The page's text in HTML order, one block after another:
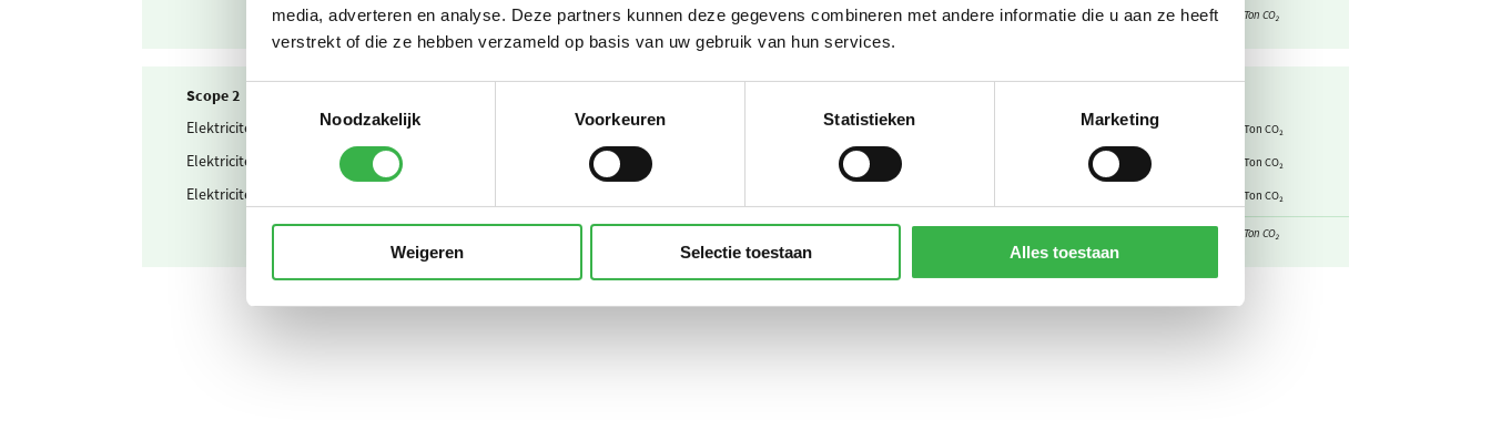
media, adverteren en analyse. Deze partners kunnen deze gegevens combineren met andere informatie die u aan ze heeft
verstrekt of die ze hebben verzameld op basis van uw gebruik van hun services.
Noodzakelijk
Voorkeuren Statistieken Marketing
Weigeren Selectie toestaan Alles toestaan
Subtotaal 852 Ton CO₂
Scope 2
Elektriciteit
Zelf opgewekte zonnestroom (PV) 11.510 kWh kg CO₂ / kWh Ton CO₂
Elektriciteit 1.205.014 kWh kg CO₂ / kWh Ton CO₂
Elektriciteit Ton CO₂
Subtotaal 630 Ton CO₂